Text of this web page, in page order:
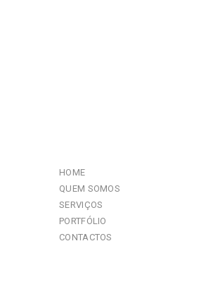
HOME
QUEM SOMOS
SERVIÇOS
PORTFÓLIO
CONTACTOS